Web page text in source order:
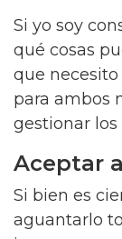
Si yo soy
qué cosas
que necesito
para ambos
gestionar
Aceptar
Si bien es
aguantarlo